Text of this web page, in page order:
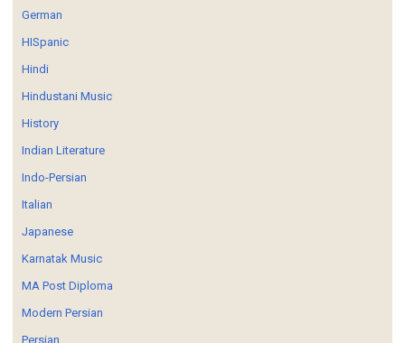
German
HISpanic
Hindi
Hindustani Music
History
Indian Literature
Indo-Persian
Italian
Japanese
Karnatak Music
MA Post Diploma
Modern Persian
Persian